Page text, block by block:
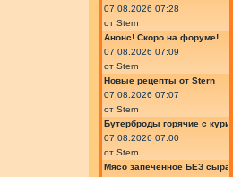
07.08.2026 07:28
от Stern
Анонс! Скоро на форуме!
07.08.2026 07:09
от Stern
Новые рецепты от Stern
07.08.2026 07:07
от Stern
Бутерброды горячие с
07.08.2026 07:00
от Stern
Мясо запеченное БЕЗ сыра